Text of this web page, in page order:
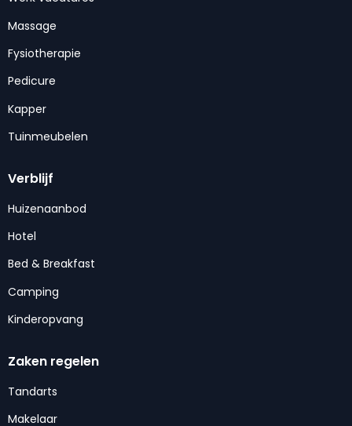
Massage
Fysiotherapie
Pedicure
Kapper
Tuinmeubelen
Verblijf
Huizenaanbod
Hotel
Bed & Breakfast
Camping
Kinderopvang
Zaken regelen
Tandarts
Makelaar